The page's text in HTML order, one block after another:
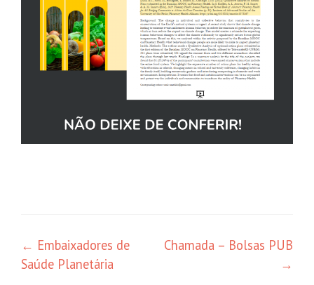
Navegação
de
← Embaixadores de
Saúde Planetária
Chamada – Bolsas PUB
→